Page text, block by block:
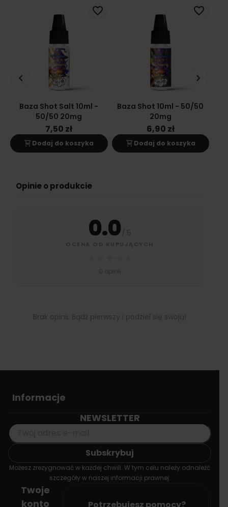
Baza Shot Salt 10ml -
50/50 20mg
7,50 zł
shopping_cart Dodaj do koszyka
favorite_border
Baza Shot 10ml - 50/50
20mg
6,90 zł
shopping_cart Dodaj do koszyka
favorite_border
keyboard_arrow_left keyboard_arrow_right
Opinie o produkcie
0.0/ 5
OCENA OD KUPUJĄCYCH
0 opinii
Brak opinii. Bądź pierwszy i podziel się swoją!
Informacje
NEWSLETTER
Możesz zrezygnować w każdej chwili. W tym celu należy odnaleźć
szczegóły w naszej informacji prawnej.
Twoje
konto